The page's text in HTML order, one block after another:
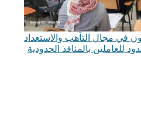
في مجال التأهب والاستعداد
للعاملين بالمنافذ الحدودية